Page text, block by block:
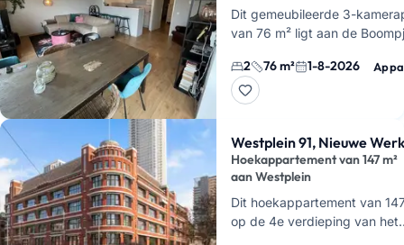
Dit gemeubileerde 3-
van 76 m² ligt aan de
hier met twee slaapkamers,
woonkam…
2 76 m² 1-8-2026
Westplein 91, Nieuwe Werk
Hoekappartement van 147 m²
aan Westplein
Dit hoekappartement van
op de 4e verdieping van het